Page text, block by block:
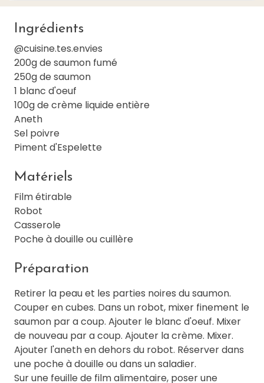
Ingrédients
@cuisine.tes.envies
200g de saumon fumé
250g de saumon
1 blanc d'oeuf
100g de crème liquide entière
Aneth
Sel poivre
Piment d'Espelette
Matériels
Film étirable
Robot
Casserole
Poche à douille ou cuillère
Préparation
Retirer la peau et les parties noires du saumon.
Couper en cubes. Dans un robot, mixer finement le
saumon par a coup. Ajouter le blanc d'oeuf. Mixer
de nouveau par a coup. Ajouter la crème. Mixer.
Ajouter l'aneth en dehors du robot. Réserver dans
une poche à douille ou dans un saladier.
Sur une feuille de film alimentaire, poser une